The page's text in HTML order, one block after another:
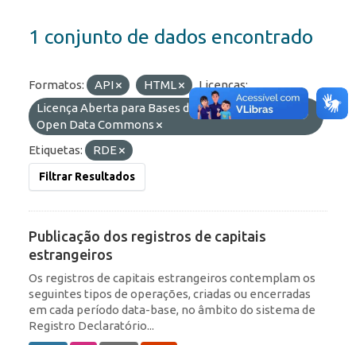
1 conjunto de dados encontrado
Formatos: API HTML
Licenças:
Licença Aberta para Bases de Dados (ODbL) do
Open Data Commons
Etiquetas:
RDE
Filtrar Resultados
Publicação dos registros de capitais
estrangeiros
Os registros de capitais estrangeiros contemplam os
seguintes tipos de operações, criadas ou encerradas
em cada período data-base, no âmbito do sistema de
Registro Declaratório...